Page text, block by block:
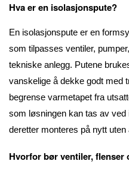
Hva er en isolasjonspute?
En isolasjonspute er en
som tilpasses ventiler,
tekniske anlegg. Putene
vanskelige å dekke godt med
begrense varmetapet fra
som løsningen kan tas av
deretter monteres på nytt
Hvorfor bør ventiler, flenser